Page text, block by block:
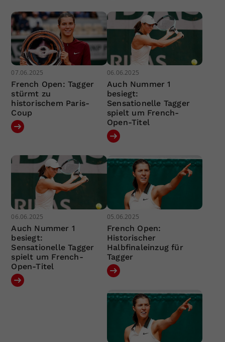
07.06.2025
French Open: Tagger
stürmt zu
historischem Paris-
Coup
06.06.2025
Auch Nummer 1
besiegt:
Sensationelle Tagger
spielt um French-
Open-Titel
06.06.2025
Auch Nummer 1
besiegt:
Sensationelle Tagger
spielt um French-
Open-Titel
05.06.2025
French Open:
Historischer
Halbfinaleinzug für
Tagger